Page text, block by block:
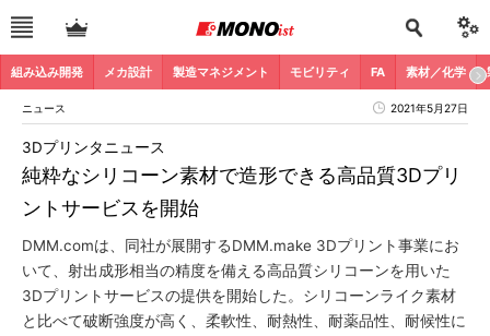
組み込み開発 メカ設計 製造マネジメント モビリティ FA 素材／化学
ニュース 2021年5月27日
純粋なシリコーン素材で造形できる高品質3Dプリ
ントサービスを開始
3Dプリンタニュース
DMM.comは、同社が展開するDMM.make 3Dプリント事業にお
いて、射出成形相当の精度を備える高品質シリコーンを用いた
3Dプリントサービスの提供を開始した。シリコーンライク素材
と比べて破断強度が高く、柔軟性、耐熱性、耐薬品性、耐候性に